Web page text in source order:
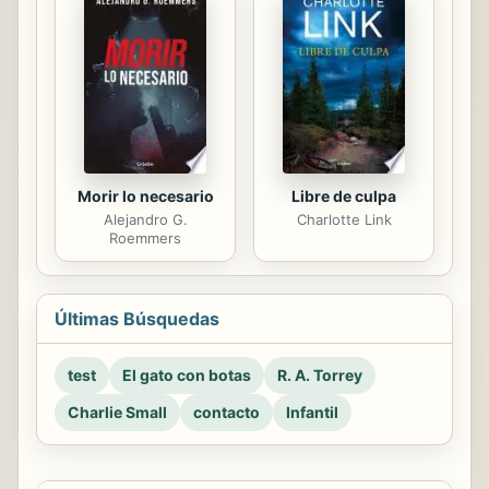
Morir lo necesario
Alejandro G.
Roemmers
Libre de culpa
Charlotte Link
Últimas Búsquedas
test El gato con botas
R. A. Torrey
Charlie Small
contacto Infantil